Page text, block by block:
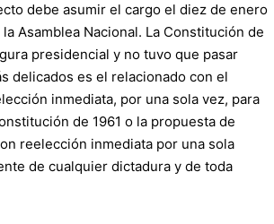
debe asumir el cargo el diez de enero
Asamblea Nacional. La Constitución de
presidencial y no tuvo que pasar
delicados es el relacionado con el
inmediata, por una sola vez, para
de 1961 o la propuesta de
reelección inmediata por una sola
de cualquier dictadura y de toda